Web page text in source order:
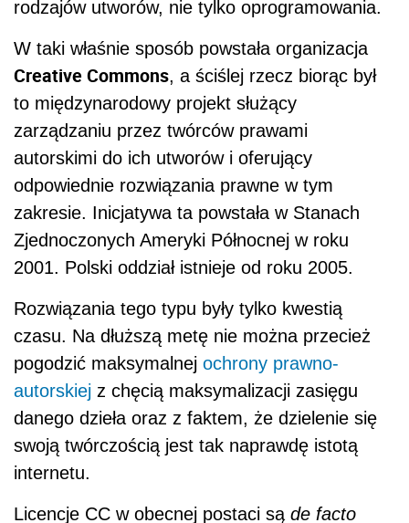
rodzajów utworów, nie tylko oprogramowania.
W taki właśnie sposób powstała organizacja
Creative Commons, a ściślej rzecz biorąc był
to międzynarodowy projekt służący
zarządzaniu przez twórców prawami
autorskimi do ich utworów i oferujący
odpowiednie rozwiązania prawne w tym
zakresie. Inicjatywa ta powstała w Stanach
Zjednoczonych Ameryki Północnej w roku
2001. Polski oddział istnieje od roku 2005.
Rozwiązania tego typu były tylko kwestią
czasu. Na dłuższą metę nie można przecież
pogodzić maksymalnej ochrony prawno-
autorskiej z chęcią maksymalizacji zasięgu
danego dzieła oraz z faktem, że dzielenie się
swoją twórczością jest tak naprawdę istotą
internetu.
Licencje CC w obecnej postaci są de facto